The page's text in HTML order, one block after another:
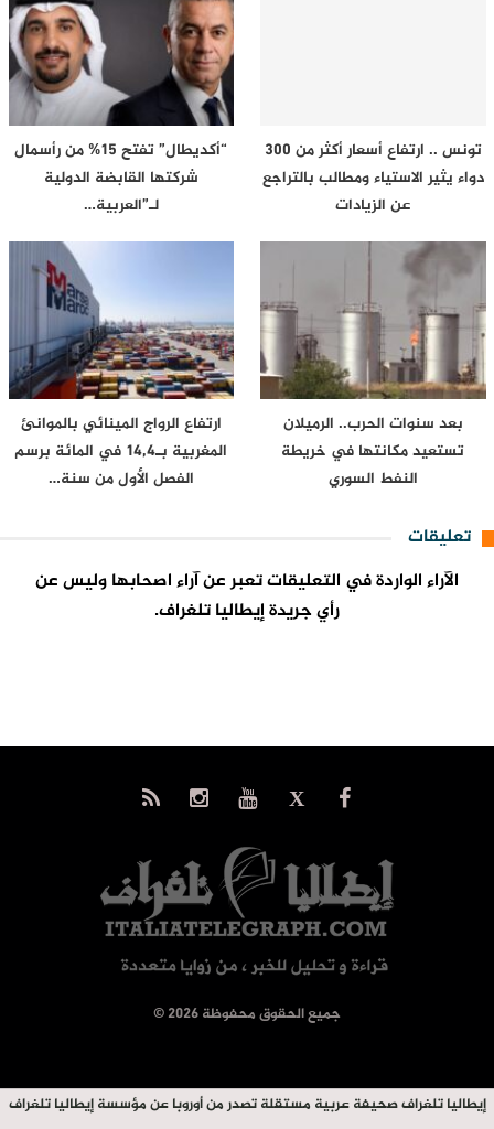
تونس .. ارتفاع أسعار أكثر من 300
دواء يثير الاستياء ومطالب بالتراجع
عن الزيادات
“أكديطال” تفتح 15% من رأسمال
شركتها القابضة الدولية
لـ”العربية…
بعد سنوات الحرب.. الرميلان
تستعيد مكانتها في خريطة
النفط السوري
ارتفاع الرواج المينائي بالموانئ
المغربية بـ14,4 في المائة برسم
الفصل الأول من سنة…
تعليقات
الآراء الواردة في التعليقات تعبر عن آراء اصحابها وليس عن
رأي جريدة إيطاليا تلغراف.
© جميع الحقوق محفوظة 2026
إيطاليا تلغراف صحيفة عربية مستقلة تصدر من أوروبا عن مؤسسة إيطاليا تلغراف